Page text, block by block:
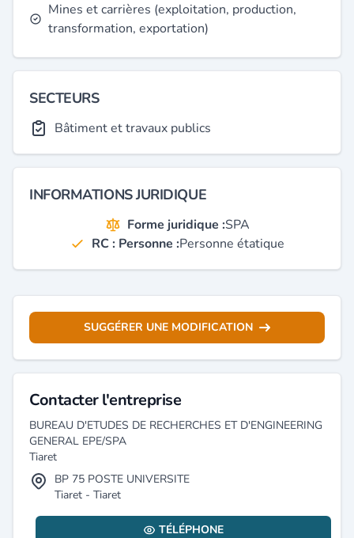
Mines et carrières (exploitation, production,
transformation, exportation)
SECTEURS
Bâtiment et travaux publics
INFORMATIONS JURIDIQUE
Forme juridique :SPA
RC : Personne :Personne étatique
SUGGÉRER UNE MODIFICATION
Contacter l'entreprise
BUREAU D'ETUDES DE RECHERCHES ET D'ENGINEERING
GENERAL EPE/SPA
Tiaret
BP 75 POSTE UNIVERSITE
Tiaret - Tiaret
TÉLÉPHONE